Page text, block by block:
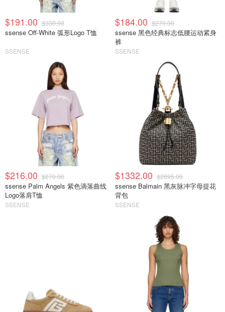
$191.00 $330.00
ssense Off-White 弧形Logo T恤
SSENSE
$184.00 $270.00
ssense 黑色经典标志低腰运动紧身
裤
SSENSE
$216.00 $270.00
ssense Palm Angels 紫色滴落曲线
Logo落肩T恤
SSENSE
$1332.00 $2895.00
ssense Balmain 黑灰脉冲字母提花
背包
SSENSE